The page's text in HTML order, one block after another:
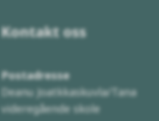
Kontakt oss
Postadresse
Deanu Joatkkaskuvla/Tana
videregående skole